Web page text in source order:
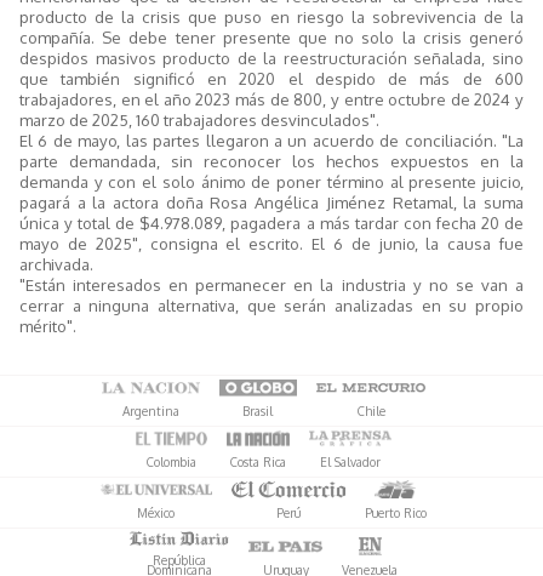
producto de la crisis que puso en riesgo la sobrevivencia de la
compañía. Se debe tener presente que no solo la crisis generó
despidos masivos producto de la reestructuración señalada, sino
que también significó en 2020 el despido de más de 600
trabajadores, en el año 2023 más de 800, y entre octubre de 2024 y
marzo de 2025, 160 trabajadores desvinculados".
El 6 de mayo, las partes llegaron a un acuerdo de conciliación. "La
parte demandada, sin reconocer los hechos expuestos en la
demanda y con el solo ánimo de poner término al presente juicio,
pagará a la actora doña Rosa Angélica Jiménez Retamal, la suma
única y total de $4.978.089, pagadera a más tardar con fecha 20 de
mayo de 2025", consigna el escrito. El 6 de junio, la causa fue
archivada.
"Están interesados en permanecer en la industria y no se van a
cerrar a ninguna alternativa, que serán analizadas en su propio
mérito".
Argentina Brasil Chile
Colombia Costa Rica El Salvador
México Perú Puerto Rico
República
Dominicana Uruguay Venezuela